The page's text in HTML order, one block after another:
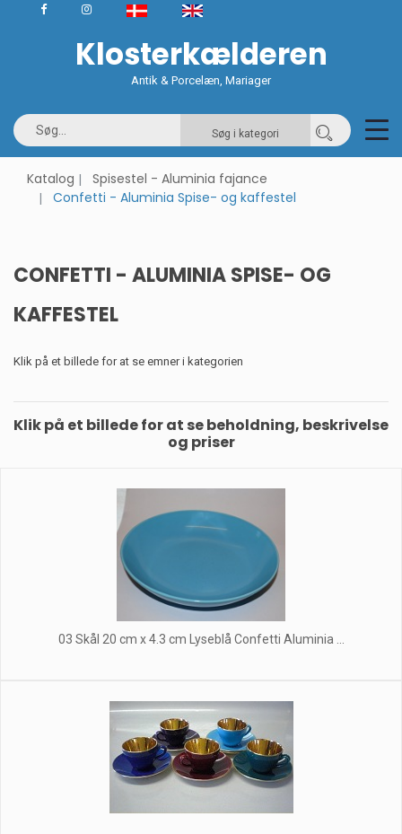
Klosterkælderen
Antik & Porcelæn, Mariager
Søg i kategori
Katalog
Spisestel - Aluminia fajance
Confetti - Aluminia Spise- og kaffestel
CONFETTI - ALUMINIA SPISE- OG
KAFFESTEL
Klik på et billede for at se emner i kategorien
Klik på et billede for at se beholdning, beskrivelse
og priser
03 Skål 20 cm x 4.3 cm Lyseblå Confetti Aluminia ...